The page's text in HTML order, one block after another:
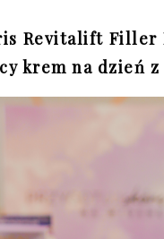
Revitalift Filler
krem na dzień z